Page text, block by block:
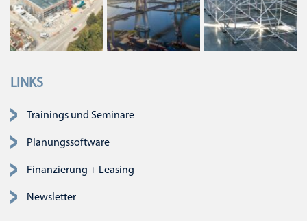
LINKS
Navigation überspringen
Trainings und Seminare
Planungssoftware
Finanzierung + Leasing
Newsletter